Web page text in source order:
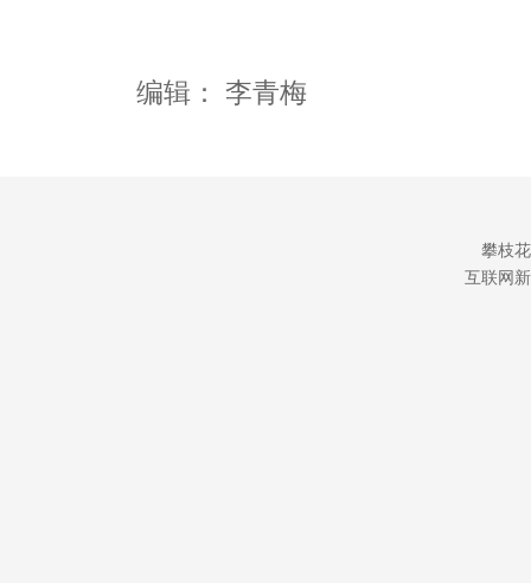
编辑： 李青梅
攀枝
互联网